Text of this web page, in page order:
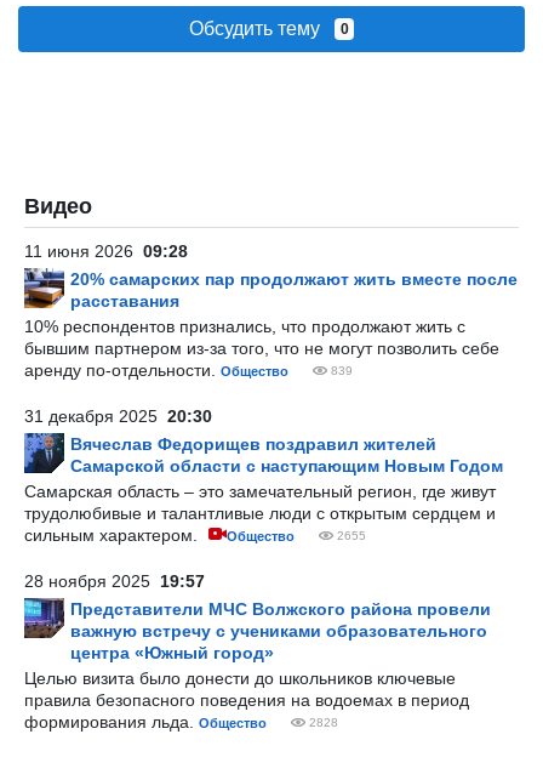
Обсудить тему 0
Видео
11 июня 2026 09:28
20% самарских пар продолжают жить вместе после
расставания
10% респондентов признались, что продолжают жить с
бывшим партнером из-за того, что не могут позволить себе
аренду по-отдельности.
Общество 839
31 декабря 2025 20:30
Вячеслав Федорищев поздравил жителей
Самарской области с наступающим Новым Годом
Самарская область – это замечательный регион, где живут
трудолюбивые и талантливые люди с открытым сердцем и
сильным характером.
Общество 2655
28 ноября 2025 19:57
Представители МЧС Волжского района провели
важную встречу с учениками образовательного
центра «Южный город»
Целью визита было донести до школьников ключевые
правила безопасного поведения на водоемах в период
формирования льда.
Общество 2828